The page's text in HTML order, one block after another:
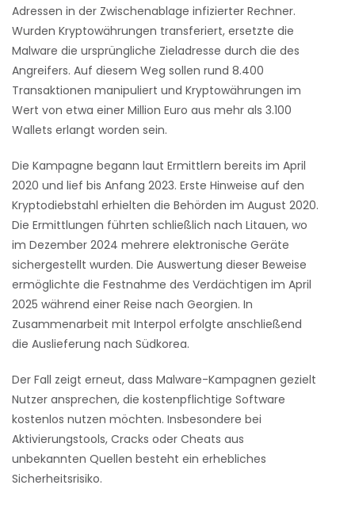
Adressen in der Zwischenablage infizierter Rechner.
Wurden Kryptowährungen transferiert, ersetzte die
Malware die ursprüngliche Zieladresse durch die des
Angreifers. Auf diesem Weg sollen rund 8.400
Transaktionen manipuliert und Kryptowährungen im
Wert von etwa einer Million Euro aus mehr als 3.100
Wallets erlangt worden sein.
Die Kampagne begann laut Ermittlern bereits im April
2020 und lief bis Anfang 2023. Erste Hinweise auf den
Kryptodiebstahl erhielten die Behörden im August 2020.
Die Ermittlungen führten schließlich nach Litauen, wo
im Dezember 2024 mehrere elektronische Geräte
sichergestellt wurden. Die Auswertung dieser Beweise
ermöglichte die Festnahme des Verdächtigen im April
2025 während einer Reise nach Georgien. In
Zusammenarbeit mit Interpol erfolgte anschließend
die Auslieferung nach Südkorea.
Der Fall zeigt erneut, dass Malware-Kampagnen gezielt
Nutzer ansprechen, die kostenpflichtige Software
kostenlos nutzen möchten. Insbesondere bei
Aktivierungstools, Cracks oder Cheats aus
unbekannten Quellen besteht ein erhebliches
Sicherheitsrisiko.